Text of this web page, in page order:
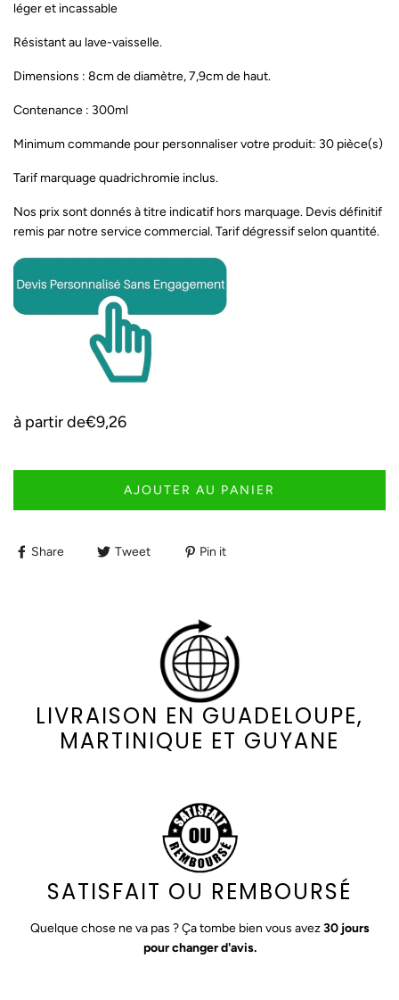
léger et incassable
Résistant au lave-vaisselle.
Dimensions : 8cm de diamètre, 7,9cm de haut.
Contenance : 300ml
Minimum commande pour personnaliser votre produit: 30 pièce(s)
Tarif marquage quadrichromie inclus.
Nos prix sont donnés à titre indicatif hors marquage. Devis définitif
remis par notre service commercial. Tarif dégressif selon quantité.
à partir de€9,26
AJOUTER AU PANIER
Share Tweet Pin it
LIVRAISON EN GUADELOUPE,
MARTINIQUE ET GUYANE
SATISFAIT OU REMBOURSÉ
Quelque chose ne va pas ? Ça tombe bien vous avez30 jours
pour changer d'avis.